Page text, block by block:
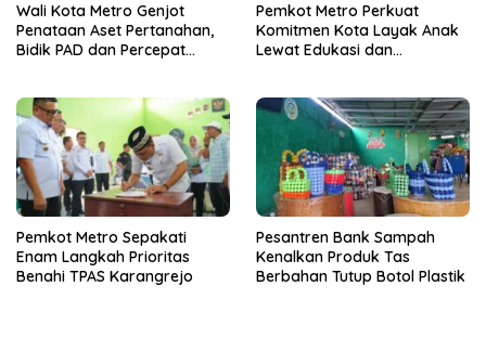
Wali Kota Metro Genjot
Penataan Aset Pertanahan,
Bidik PAD dan Percepat
Pemkot Metro Perkuat
Komitmen Kota Layak Anak
Lewat Edukasi dan
Pemkot Metro Sepakati
Enam Langkah Prioritas
Benahi TPAS Karangrejo
Pesantren Bank Sampah
Kenalkan Produk Tas
Berbahan Tutup Botol Plastik